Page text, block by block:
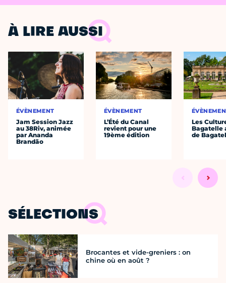
À LIRE AUSSI
ÉVÈNEMENT
Jam Session Jazz
au 38Riv, animée
par Ananda
Brandão
ÉVÈNEMENT
L’Été du Canal
revient pour une
19ème édition
Les
Bagatelle
de
SÉLECTIONS
Brocantes et vide-greniers : on
chine où en août ?